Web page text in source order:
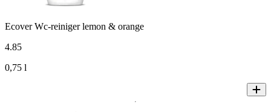
Ecover Wc-reiniger lemon & orange
4.85
0,75 l